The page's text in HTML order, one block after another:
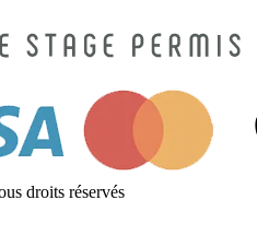
droits réservés